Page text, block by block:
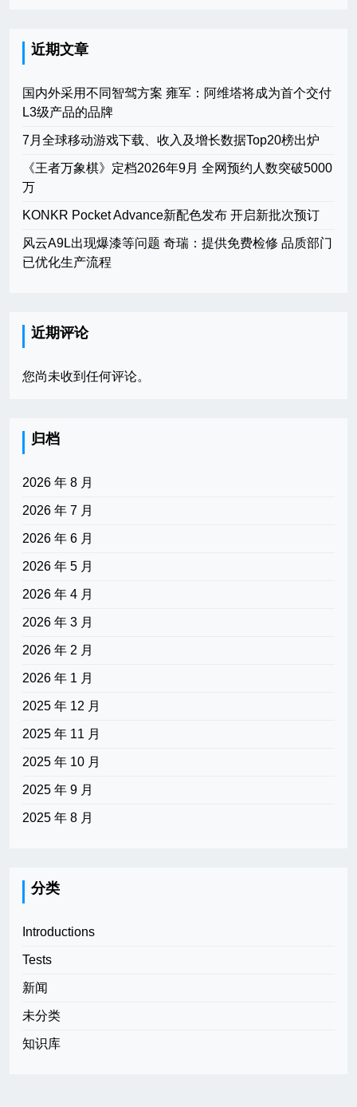
近期文章
国内外采用不同智驾方案 雍军：阿维塔将成为首个交付
L3级产品的品牌
7月全球移动游戏下载、收入及增长数据Top20榜出炉
《王者万象棋》定档2026年9月 全网预约人数突破5000
万
KONKR Pocket Advance新配色发布 开启新批次预订
风云A9L出现爆漆等问题 奇瑞：提供免费检修 品质部门
已优化生产流程
近期评论
您尚未收到任何评论。
归档
2026 年 8 月
2026 年 7 月
2026 年 6 月
2026 年 5 月
2026 年 4 月
2026 年 3 月
2026 年 2 月
2026 年 1 月
2025 年 12 月
2025 年 11 月
2025 年 10 月
2025 年 9 月
2025 年 8 月
分类
Introductions
Tests
新闻
未分类
知识库